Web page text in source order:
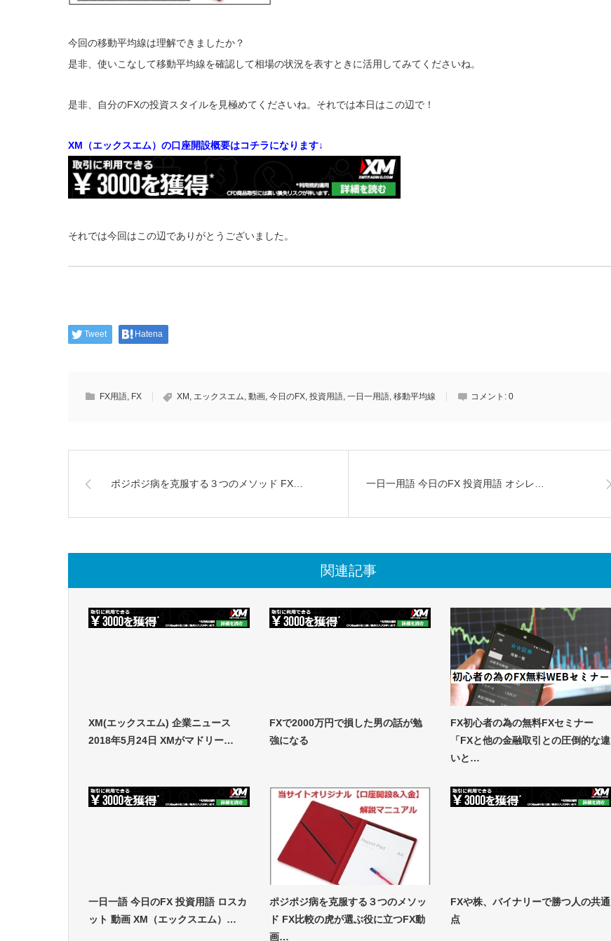
今回の移動平均線は理解できましたか？
是非、使いこなして移動平均線を確認して相場の状況を表すときに活用してみてくださいね。
是非、自分のFXの投資スタイルを見極めてくださいね。それでは本日はこの辺で！
XM（エックスエム）の口座開設概要はコチラになります↓
それでは今回はこの辺でありがとうございました。
Tweet Hatena
FX用語, FX XM , エックスエム, 動画, 今日のFX, 投資用語, 一日一用語, 移動平均線 コメント: 0
ポジポジ病を克服する３つのメソッド FX… 一日一用語 今日のFX 投資用語 オシレ…
関連記事
XM(エックスエム) 企業ニュース
2018年5月24日 XMがマドリー…
FXで2000万円で損した男の話が勉
強になる
FX初心者の為の無料FXセミナー
「FXと他の金融取引との圧倒的な違
いと…
一日一語 今日のFX 投資用語 ロスカ
ット 動画 XM（エックスエム）…
ポジポジ病を克服する３つのメソッ
ド FX比較の虎が選ぶ役に立つFX動
画…
FXや株、バイナリーで勝つ人の共通
点